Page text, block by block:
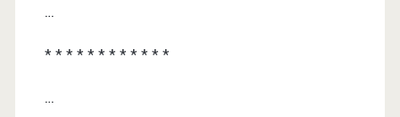
…
* * * * * * * * * * * *
…